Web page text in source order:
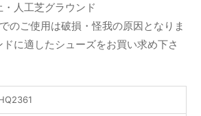
・人工芝グラウンド
のご使用は破損・怪我の原因となりま
に適したシューズをお買い求め下さ